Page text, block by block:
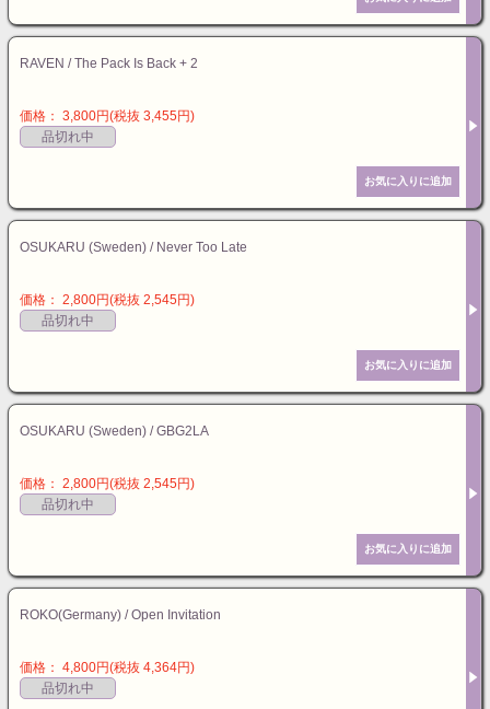
RAVEN / The Pack Is Back + 2
価格： 3,800円(税抜 3,455円)
品切れ中
OSUKARU (Sweden) / Never Too Late
価格： 2,800円(税抜 2,545円)
品切れ中
OSUKARU (Sweden) / GBG2LA
価格： 2,800円(税抜 2,545円)
品切れ中
ROKO(Germany) / Open Invitation
価格： 4,800円(税抜 4,364円)
品切れ中